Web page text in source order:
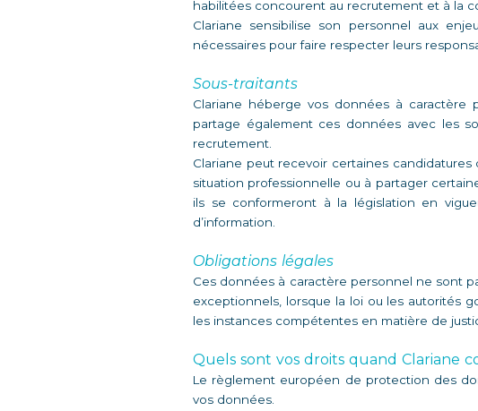
habilitées concourent au recrutement et à la
Clariane sensibilise son personnel aux
nécessaires pour faire respecter leurs
Sous-traitants
Clariane héberge vos données à
partage également ces données avec les
recrutement.
Clariane peut recevoir certaines
situation professionnelle ou à partager
ils se conformeront à la législation en
d’information.
Obligations légales
Ces données à caractère personnel ne sont
exceptionnels, lorsque la loi ou les autorités
les instances compétentes en matière de
Quels sont vos droits quand Clariane
Le règlement européen de protection des
vos données.